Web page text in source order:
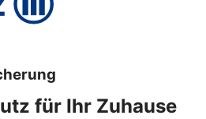
für Ihr Zuhause